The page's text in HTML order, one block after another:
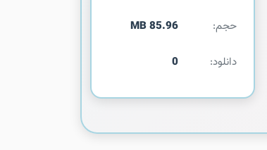
حجم: 85.96 MB
دانلود: 0